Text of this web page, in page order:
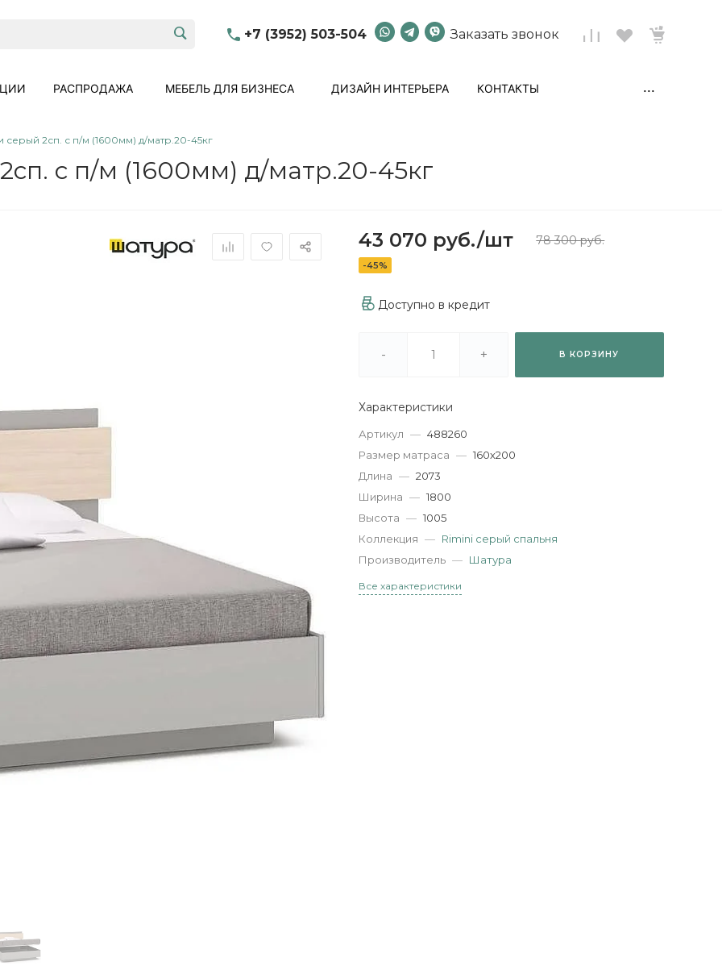
+7 (3952) 503-504 Заказать звонок
РАСПРОДАЖА МЕБЕЛЬ ДЛЯ БИЗНЕСА ДИЗАЙН ИНТЕРЬЕРА КОНТАКТЫ ...
серый 2сп. с п/м (1600мм) д/матр.20-45кг
с п/м (1600мм) д/матр.20-45кг
43 070 руб./шт 78 300 руб.
-45%
Доступно в кредит
- + В КОРЗИНУ
Характеристики
Артикул — 488260
Размер матраса — 160х200
Длина — 2073
Ширина — 1800
Высота — 1005
Коллекция — Rimini серый спальня
Производитель — Шатура
Все характеристики